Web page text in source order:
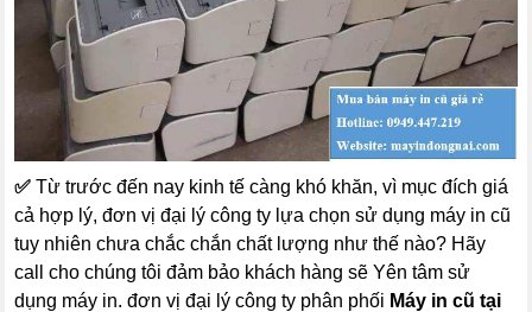
✅ Từ trước đến nay kinh tế càng khó khăn, vì mục đích giá
cả hợp lý, đơn vị đại lý công ty lựa chọn sử dụng máy in cũ
tuy nhiên chưa chắc chắn chất lượng như thế nào? Hãy
call cho chúng tôi đảm bảo khách hàng sẽ Yên tâm sử
dụng máy in. đơn vị đại lý công ty phân phối Máy in cũ tại